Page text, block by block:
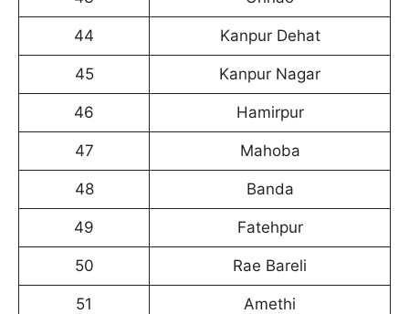
44 Kanpur Dehat
45 Kanpur Nagar
46 Hamirpur
47 Mahoba
48 Banda
49 Fatehpur
50 Rae Bareli
51 Amethi